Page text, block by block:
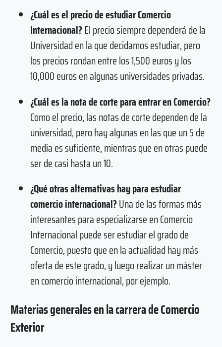
¿Cuál es el precio de estudiar Comercio
Internacional?El precio siempre dependerá de la
Universidad en la que decidamos estudiar, pero
los precios rondan entre los 1,500 euros y los
10,000 euros en algunas universidades privadas.
¿Cuál es la nota de corte para entrar en Comercio?
Como el precio, las notas de corte dependen de la
universidad, pero hay algunas en las que un 5 de
media es suficiente, mientras que en otras puede
ser de casi hasta un 10.
¿Qué otras alternativas hay para estudiar
comercio internacional?Una de las formas más
interesantes para especializarse en Comercio
Internacional puede ser estudiar el grado de
Comercio, puesto que en la actualidad hay más
oferta de este grado, y luego realizar un máster
en comercio internacional, por ejemplo.
Materias generales en la carrera de Comercio
Exterior